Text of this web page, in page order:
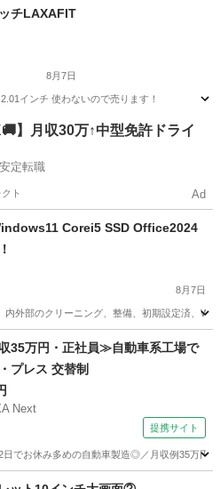
周辺機器
チLAXAFIT
8月7日
インチ 使わないので売ります！
周辺機器
】月収30万↑中型免許ドライ
定転職
ト Ad
Corei5 SSD Office2024
8月7日
内外部のクリーニング、整備、初期設定済、
ノートパソコン SSD
35万円・正社員≫自動車系工場で
プレス 交替制
Next
提携サイト
日でお休み多めの自動車製造◎／月収例35万
他